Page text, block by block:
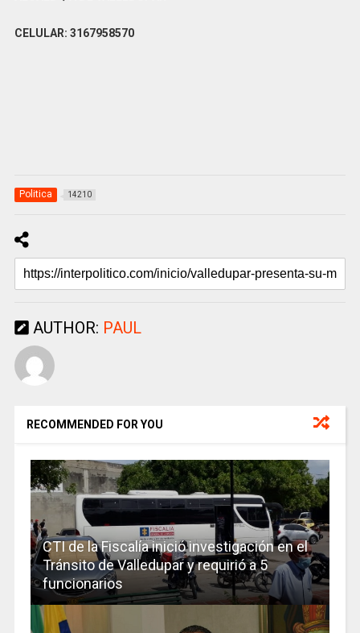
CELULAR: 3167958570
Politica 14210
AUTHOR: PAUL
RECOMMENDED FOR YOU
CTI de la Fiscalía inició investigación en el
Tránsito de Valledupar y requirió a 5
funcionarios